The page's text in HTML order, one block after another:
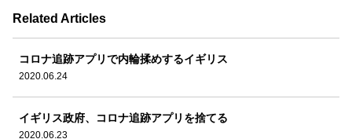
Related Articles
コロナ追跡アプリで内輪揉めするイギリス
2020.06.24
イギリス政府、コロナ追跡アプリを捨てる
2020.06.23